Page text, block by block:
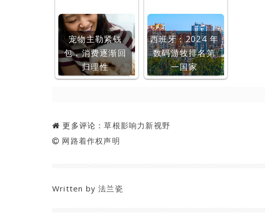
宠物主勒紧钱
包，消费逐渐回
归理性
西班牙：2024 年
数码游牧排名第
一国家
更多评论：草根影响力新视野
网路着作权声明
Written by法兰瓷